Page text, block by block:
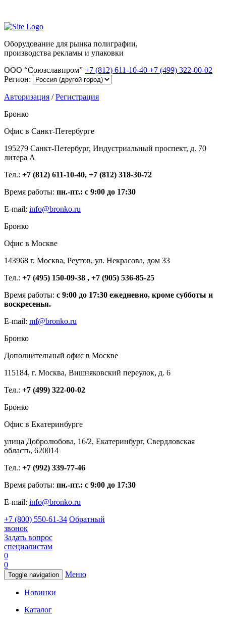
Оборудование для рынка полиграфии,
производства рекламы и упаковки
ООО “Союзславпром” +7 (812) 611-10-40 +7 (499) 322-00-02
Регион:
Авторизация /Регистрация
Бронко
Офис в Санкт-Петербурге
195279 Санкт-Петербург, Индустриальный проспект, д. 70
литера А
Тел.: +7 (812) 611-10-40, +7 (812) 318-30-72
Время работы: пн.-пт.: с 9:00 до 17:30
E-mail: info@bronko.ru
Бронко
Офис в Москве
143968 г. Москва, Реутов, ул. Некрасова, дом 33
Тел.: +7 (495) 150-09-38 , +7 (905) 536-85-25
Время работы: с 9:00 до 17:30 ежедневно, кроме субботы и
воскресенья.
E-mail: mf@bronko.ru
Бронко
Дополнительный офис в Москве
115184, г. Москва, Вишняковский переулок, д. 6
Тел.: +7 (499) 322-00-02
Бронко
Офис в Екатеринбурге
улица Добролюбова, 16/2, Екатеринбург, Свердловская
область, 620014
Тел.: +7 (992) 339-77-46
Время работы: пн.-пт.: с 9:00 до 17:30
E-mail: info@bronko.ru
+7 (800) 550-61-34 Обратный
звонок
Задать вопрос
специалистам
0
0
Toggle navigation Меню
Новинки
Каталог